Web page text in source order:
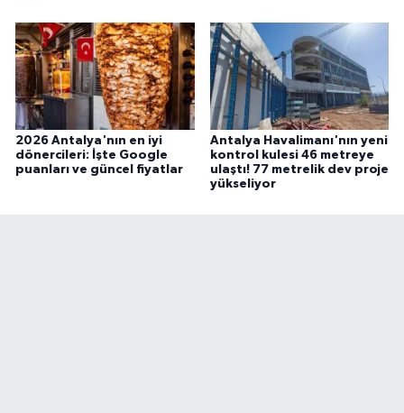
2026 Antalya'nın en iyi
dönercileri: İşte Google
puanları ve güncel fiyatlar
Antalya Havalimanı'nın yeni
kontrol kulesi 46 metreye
ulaştı! 77 metrelik dev proje
yükseliyor